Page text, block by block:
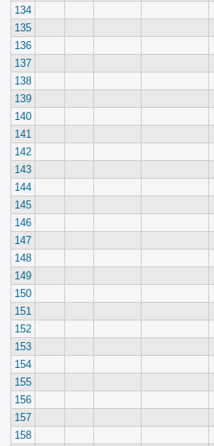
134
135
136
137
138
139
140
141
142
143
144
145
146
147
148
149
150
151
152
153
154
155
156
157
158